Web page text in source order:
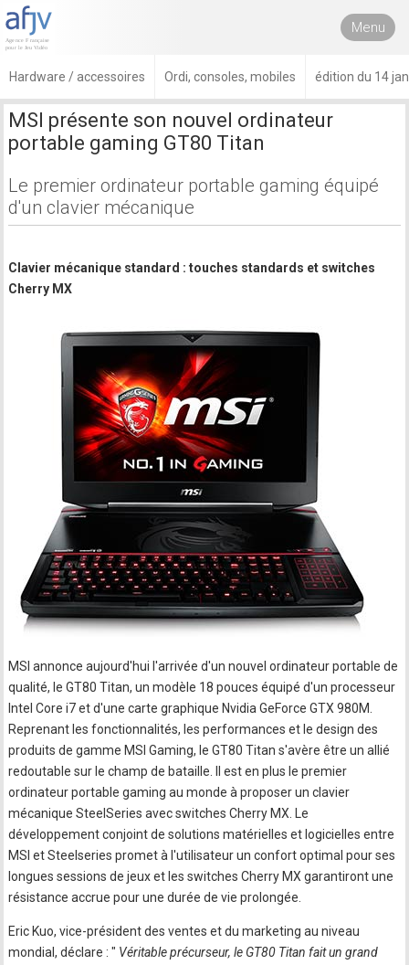
Menu
Hardware / accessoires Ordi, consoles, mobiles édition du 14
MSI présente son nouvel ordinateur
portable gaming GT80 Titan
Le premier ordinateur portable gaming équipé
d'un clavier mécanique
Clavier mécanique standard : touches standards et switches
Cherry MX
MSI annonce aujourd'hui l'arrivée d'un nouvel ordinateur portable de
qualité, le GT80 Titan, un modèle 18 pouces équipé d'un processeur
Intel Core i7 et d'une carte graphique Nvidia GeForce GTX 980M.
Reprenant les fonctionnalités, les performances et le design des
produits de gamme MSI Gaming, le GT80 Titan s'avère être un allié
redoutable sur le champ de bataille. Il est en plus le premier
ordinateur portable gaming au monde à proposer un clavier
mécanique SteelSeries avec switches Cherry MX. Le
développement conjoint de solutions matérielles et logicielles entre
MSI et Steelseries promet à l'utilisateur un confort optimal pour ses
longues sessions de jeux et les switches Cherry MX garantiront une
résistance accrue pour une durée de vie prolongée.
Eric Kuo, vice-président des ventes et du marketing au niveau
mondial, déclare : " Véritable précurseur, le GT80 Titan fait un grand